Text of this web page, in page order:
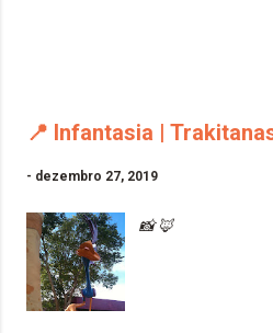
📍 Infantasia |
- dezembro 27, 2019
📸 🦊